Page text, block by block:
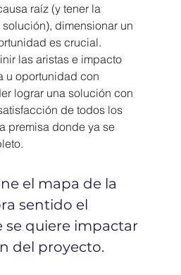
raíz (y tener la
dimensionar un
es crucial.
las aristas e impacto
u oportunidad con
lograr una solución con
de todos los
premisa donde ya se
el mapa de la
sentido el
se quiere impactar
del proyecto.